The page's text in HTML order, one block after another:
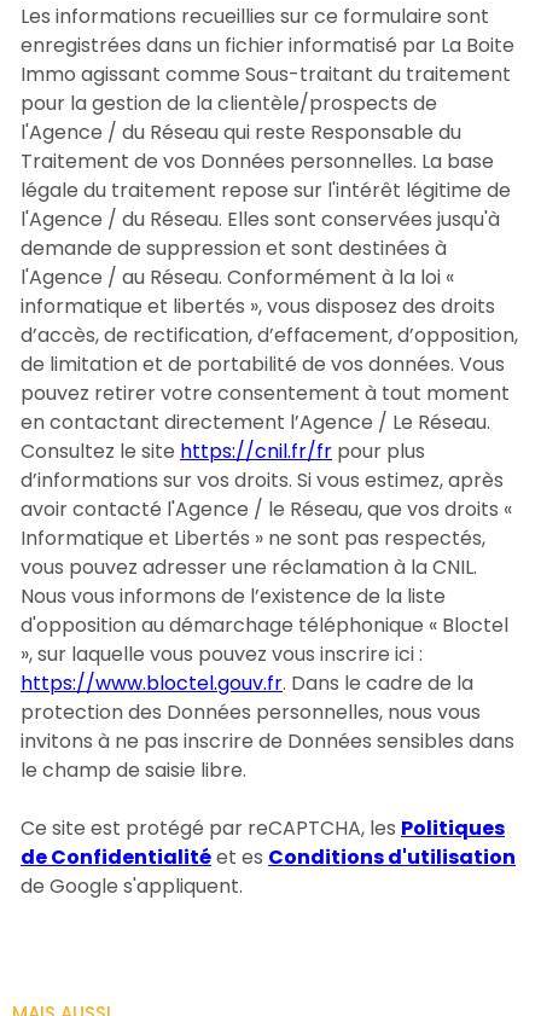
Les informations recueillies sur ce formulaire sont
enregistrées dans un fichier informatisé par La Boite
Immo agissant comme Sous-traitant du traitement
pour la gestion de la clientèle/prospects de
l'Agence / du Réseau qui reste Responsable du
Traitement de vos Données personnelles. La base
légale du traitement repose sur l'intérêt légitime de
l'Agence / du Réseau. Elles sont conservées jusqu'à
demande de suppression et sont destinées à
l'Agence / au Réseau. Conformément à la loi «
informatique et libertés », vous disposez des droits
d’accès, de rectification, d’effacement, d’opposition,
de limitation et de portabilité de vos données. Vous
pouvez retirer votre consentement à tout moment
en contactant directement l’Agence / Le Réseau.
Consultez le site https://cnil.fr/fr pour plus
d’informations sur vos droits. Si vous estimez, après
avoir contacté l'Agence / le Réseau, que vos droits «
Informatique et Libertés » ne sont pas respectés,
vous pouvez adresser une réclamation à la CNIL.
Nous vous informons de l’existence de la liste
d'opposition au démarchage téléphonique « Bloctel
», sur laquelle vous pouvez vous inscrire ici :
https://www.bloctel.gouv.fr. Dans le cadre de la
protection des Données personnelles, nous vous
invitons à ne pas inscrire de Données sensibles dans
le champ de saisie libre.
Ce site est protégé par reCAPTCHA, les Politiques
de Confidentialitéet es Conditions d'utilisation
de Google s'appliquent.